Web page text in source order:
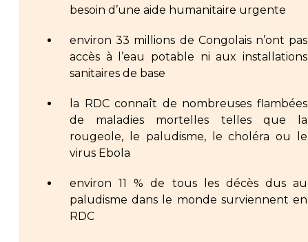
besoin d’une aide humanitaire urgente
environ 33 millions de Congolais n’ont pas
accès à l’eau potable ni aux installations
sanitaires de base
la RDC connaît de nombreuses flambées
de maladies mortelles telles que la
rougeole, le paludisme, le choléra ou le
virus Ebola
environ 11 % de tous les décès dus au
paludisme dans le monde surviennent en
RDC